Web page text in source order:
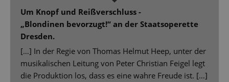
Um Knopf und Reißverschluss -
„Blondinen bevorzugt!“ an der Staatsoperette
Dresden.
[…] In der Regie von Thomas Helmut Heep, unter der
musikalischen Leitung von Peter Christian Feigel legt
die Produktion los, dass es eine wahre Freude ist. […]